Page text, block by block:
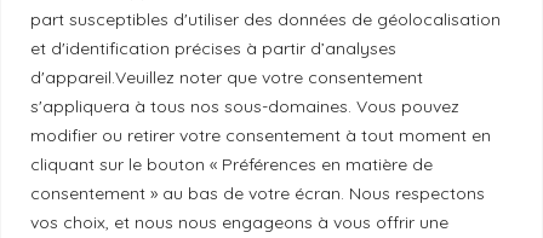
part susceptibles d'utiliser des données de géolocalisation
et d'identification précises à partir d’analyses
d'appareil.Veuillez noter que votre consentement
s'appliquera à tous nos sous-domaines. Vous pouvez
modifier ou retirer votre consentement à tout moment en
cliquant sur le bouton « Préférences en matière de
consentement » au bas de votre écran. Nous respectons
vos choix, et nous nous engageons à vous offrir une
Politique de confidentialité
Principes de publication
Politique de correction